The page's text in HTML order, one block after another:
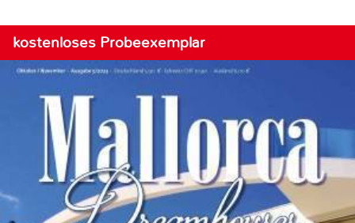
kostenloses Probeexemplar